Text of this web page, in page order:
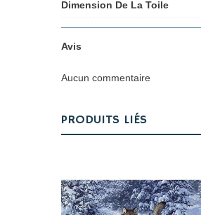
Dimension De La Toile
Avis
Aucun commentaire
PRODUITS LIÉS